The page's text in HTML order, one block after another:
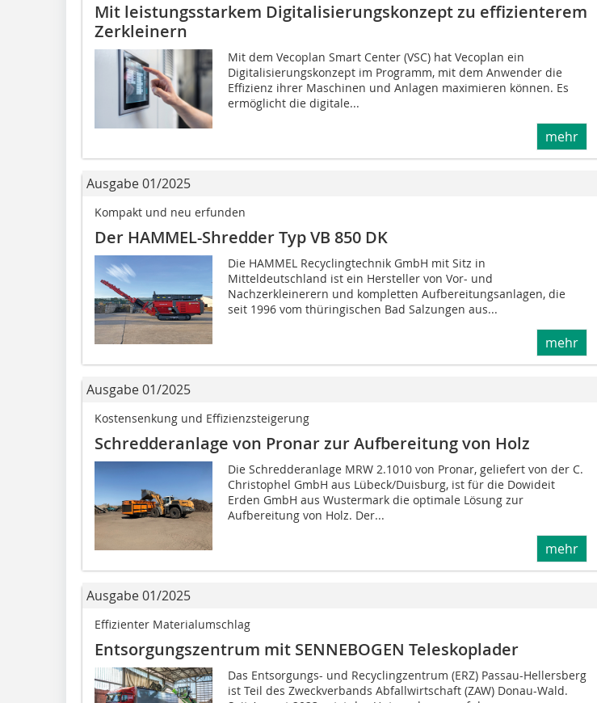
Mit leistungsstarkem Digitalisierungskonzept zu effizienterem
Zerkleinern
Mit dem Vecoplan Smart Center (VSC) hat Vecoplan ein
Digitalisierungskonzept im Programm, mit dem Anwender die
Effizienz ihrer Maschinen und Anlagen maximieren können. Es
ermöglicht die digitale...
mehr
Ausgabe 01/2025
Kompakt und neu erfunden
Der HAMMEL-Shredder Typ VB 850 DK
Die HAMMEL Recyclingtechnik GmbH mit Sitz in
Mitteldeutschland ist ein Hersteller von Vor- und
Nachzerkleinerern und kompletten Aufbereitungsanlagen, die
seit 1996 vom thüringischen Bad Salzungen aus...
mehr
Ausgabe 01/2025
Kostensenkung und Effizienzsteigerung
Schredderanlage von Pronar zur Aufbereitung von Holz
Die Schredderanlage MRW 2.1010 von Pronar, geliefert von der C.
Christophel GmbH aus Lübeck/Duisburg, ist für die Dowideit
Erden GmbH aus Wustermark die optimale Lösung zur
Aufbereitung von Holz. Der...
mehr
Ausgabe 01/2025
Effizienter Materialumschlag
Entsorgungszentrum mit SENNEBOGEN Teleskoplader
Das Entsorgungs- und Recyclingzentrum (ERZ) Passau-Hellersberg
ist Teil des Zweckverbands Abfallwirtschaft (ZAW) Donau-Wald.